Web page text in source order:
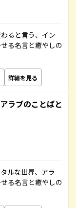
ると言う、イン
る名言と癒やしの
詳細を見る
ラブのことばと
ルな世界、アラ
る名言と癒やしの